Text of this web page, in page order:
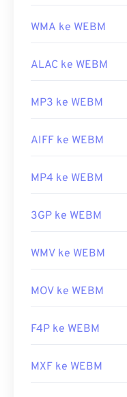
WMA ke WEBM
ALAC ke WEBM
MP3 ke WEBM
AIFF ke WEBM
MP4 ke WEBM
3GP ke WEBM
WMV ke WEBM
MOV ke WEBM
F4P ke WEBM
MXF ke WEBM